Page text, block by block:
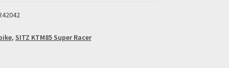
, SITZ KTM85 Super Racer